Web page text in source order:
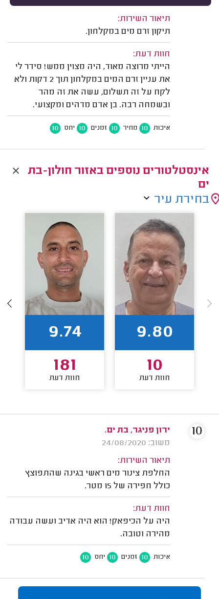
תיאור השירות:
תיקון זרם מים במקלחון.
חוות דעת:
הייתי מרוצה מאוד, היה מצוין ממש! סידר לי
את עניין זרם המים במקלחון תוך 2 דקות ולא
לקח על זה תשלום, עשה את זה מהר
ובשמחה רבה. בן אדם מדהים ומקצועי.
איכות 10 מחיר 10 זמנים 10 יחס 10
אינסטלטורים נוספים באזור חולון-בת
ים
בחירת עיר
9.80
10
חוות דעת
9.74
181
חוות דעת
ירון פניגר, בת ים.
משוב: 24/08/2020
תיאור השירות:
החלפת צינור מים ראשי בגינה שהתפוצץ
כולל חפירה של 15 מטר.
חוות דעת:
היה על הכיפאק! הוא היה אדיב ועשה עבודה
מהירה וטובה.
איכות 10 זמנים 10 יחס 10
10